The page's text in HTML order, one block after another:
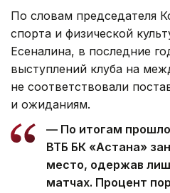
По словам председателя
спорта и физической
Есеналина, в последние
выступлений клуба на
не соответствовали
и ожиданиям.
— По итогам
ВТБ БК «Астана»
место, одержав
матчах. Процент